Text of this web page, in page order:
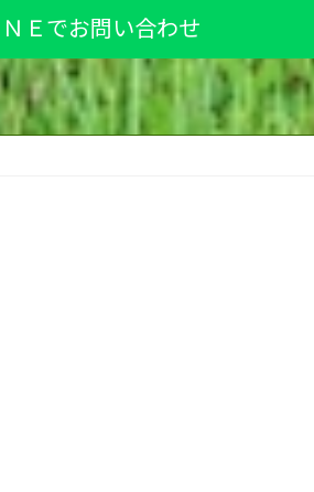
Ｅでお問い合わせ